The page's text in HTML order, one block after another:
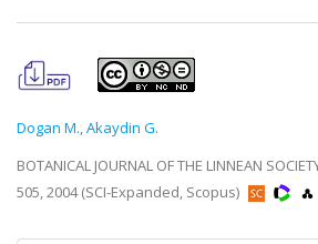
Dogan M. Akaydin G.
BOTANICAL JOURNAL OF THE LINNEAN
505, 2004 (SCI-Expanded, Scopus)